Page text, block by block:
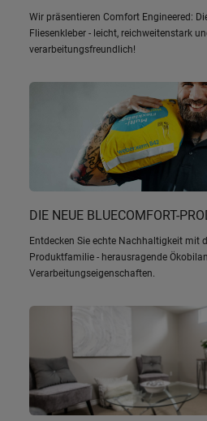
Wir präsentieren Comfort Engineered:
Fliesenkleber - leicht, reichweitenstark
verarbeitungsfreundlich!
DIE NEUE BLUECOMFORT-
Entdecken Sie echte Nachhaltigkeit mit
Produktfamilie - herausragende
Verarbeitungseigenschaften.